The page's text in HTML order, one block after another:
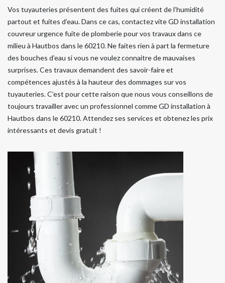
Vos tuyauteries présentent des fuites qui créent de l’humidité
partout et fuites d’eau. Dans ce cas, contactez vite GD installation
couvreur urgence fuite de plomberie pour vos travaux dans ce
milieu à Hautbos dans le 60210. Ne faites rien à part la fermeture
des bouches d’eau si vous ne voulez connaitre de mauvaises
surprises. Ces travaux demandent des savoir-faire et
compétences ajustés à la hauteur des dommages sur vos
tuyauteries. C’est pour cette raison que nous vous conseillons de
toujours travailler avec un professionnel comme GD installation à
Hautbos dans le 60210. Attendez ses services et obtenez les prix
intéressants et devis gratuit !